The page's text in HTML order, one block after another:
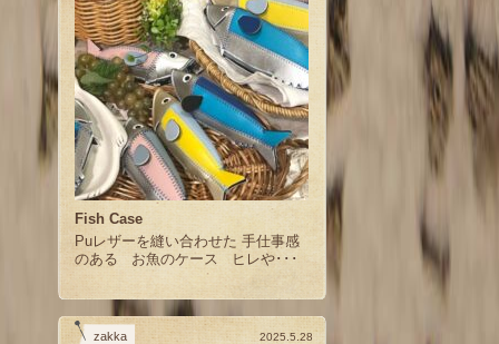
Fish Case
Puレザーを縫い合わせた 手仕事感
のある お魚のケース ヒレや･･･
zakka 2025.5.28